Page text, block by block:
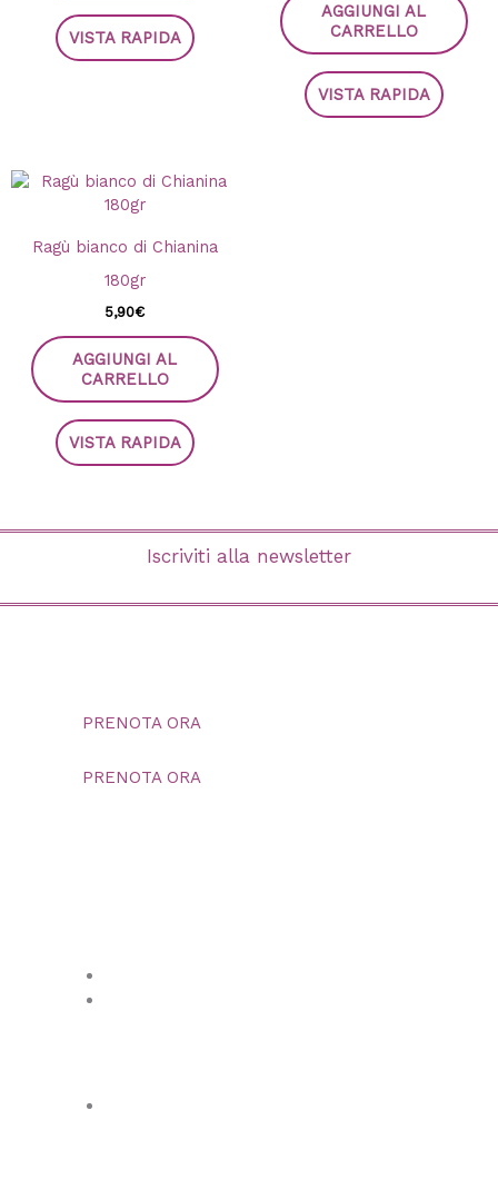
VISTA RAPIDA
AGGIUNGI AL
CARRELLO
VISTA RAPIDA
Ragù bianco di Chianina
180gr
5,90€
AGGIUNGI AL
CARRELLO
VISTA RAPIDA
Iscriviti alla newsletter
PRENOTA ORA
PRENOTA ORA